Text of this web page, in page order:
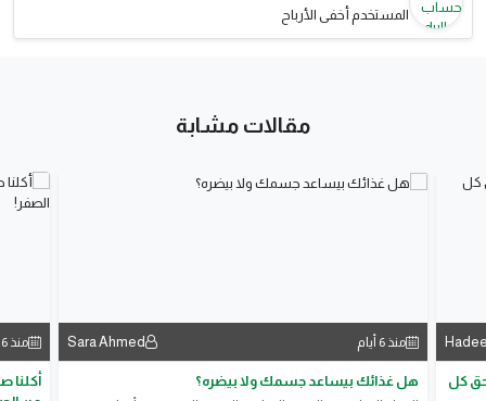
المستخدم أخفى الأرباح
مقالات مشابة
كل
منذ 6 أيام Sara Ahmed
هل غذائك بيساعد جسمك ولا بيضره؟
منذ 6 أيام
أكلنا